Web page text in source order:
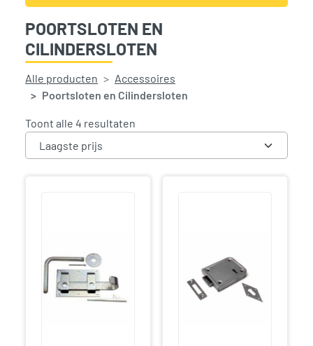
POORTSLOTEN EN
CILINDERSLOTEN
Alle producten
Accessoires
Poortsloten en Cilindersloten
Toont alle 4 resultaten